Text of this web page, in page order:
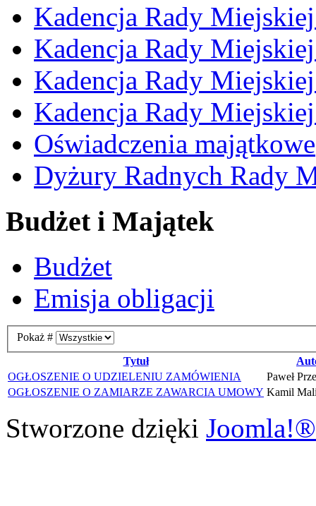
Kadencja Rady
Kadencja Rady
Kadencja Rady
Kadencja Rady
Oświadczenia majątkowe
Dyżury Radnych Rady
Budżet i Majątek
Budżet
Emisja obligacji
Pokaż #
Tytuł
OGŁOSZENIE O UDZIELENIU ZAMÓWIENIA
Paweł
OGŁOSZENIE O ZAMIARZE ZAWARCIA UMOWY Kamil
Stworzone dzięki Joomla!®